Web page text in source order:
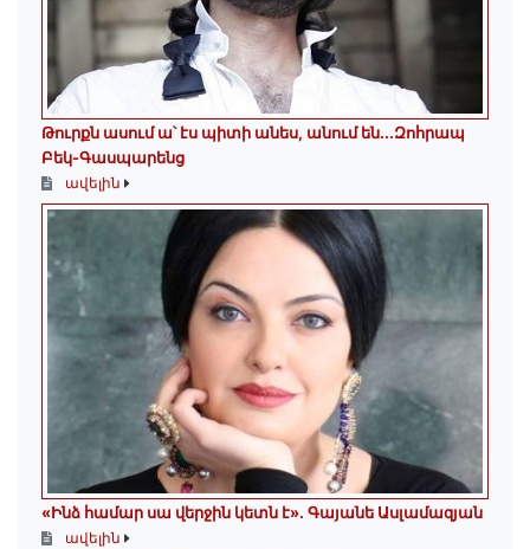
Թուրքն ասում ա՝ էս պիտի անես, անում են․․․Զոհրապ
Բեկ-Գասպարենց
ավելին
«Ինձ համար սա վերջին կետն է»․ Գայանե Ասլամազյան
ավելին